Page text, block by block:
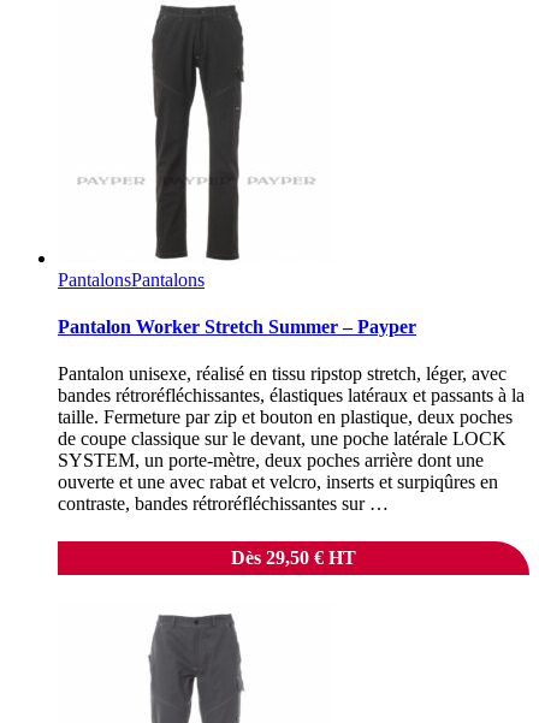
PantalonsPantalons
Pantalon Worker Stretch Summer – Payper
Pantalon unisexe, réalisé en tissu ripstop stretch, léger, avec
bandes rétroréfléchissantes, élastiques latéraux et passants à la
taille. Fermeture par zip et bouton en plastique, deux poches
de coupe classique sur le devant, une poche latérale LOCK
SYSTEM, un porte-mètre, deux poches arrière dont une
ouverte et une avec rabat et velcro, inserts et surpiqûres en
contraste, bandes rétroréfléchissantes sur …
Dès 29,50 € HT